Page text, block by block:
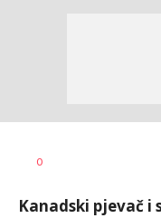
AUTOR
0
Kanadski pjevač i